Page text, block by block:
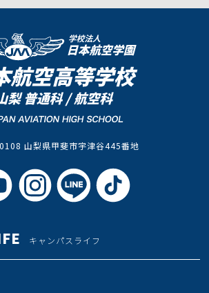
山梨県甲斐市宇津谷445番地
キャンパスライフ